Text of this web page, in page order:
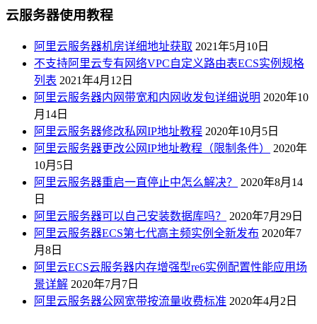
云服务器使用教程
阿里云服务器机房详细地址获取 2021年5月10日
不支持阿里云专有网络VPC自定义路由表ECS实例规格
列表 2021年4月12日
阿里云服务器内网带宽和内网收发包详细说明 2020年10
月14日
阿里云服务器修改私网IP地址教程 2020年10月5日
阿里云服务器更改公网IP地址教程（限制条件）
2020年
10月5日
阿里云服务器重启一直停止中怎么解决？
2020年8月14
日
阿里云服务器可以自己安装数据库吗？
2020年7月29日
阿里云服务器ECS第七代高主频实例全新发布 2020年7
月8日
阿里云ECS云服务器内存增强型re6实例配置性能应用场
景详解 2020年7月7日
阿里云服务器公网宽带按流量收费标准 2020年4月2日